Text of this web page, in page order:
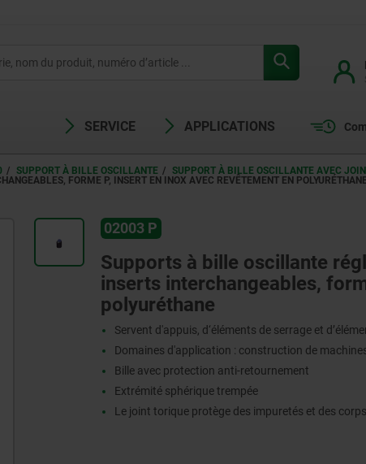
SERVICE APPLICATIONS
SUPPORT À BILLE OSCILLANTE SUPPORT À BILLE OSCILLANTE AVEC
FORME P, INSERT EN INOX AVEC REVÊTEMENT EN POLYURÉTHANE
02003 P
Supports à bille oscillante
inserts interchangeables,
polyuréthane
Servent d'appuis, d‘éléments de serrage et
Domaines d'application : construction de
Bille avec protection anti-retournement
Extrémité sphérique trempée
Le joint torique protège des impuretés et des